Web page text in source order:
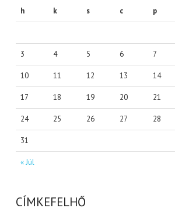
h
k s c p
« Júl
3 4 5 6 7
10 11 12 13 14
17 18 19 20 21
24 25 26 27 28
31
CÍMKEFELHŐ